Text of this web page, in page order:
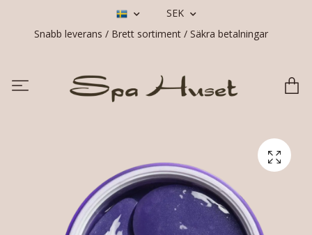
SEK
Snabb leverans / Brett sortiment / Säkra betalningar